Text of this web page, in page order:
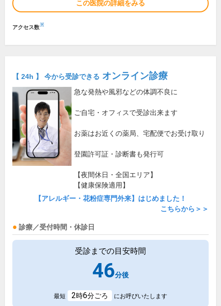
この医院の詳細をみる
アクセス数※
【 24h 】 今から受診できる オンライン診療
急な発熱や風邪などの体調不良に
ご自宅・オフィスで受診出来ます
お薬はお近くの薬局、宅配便でお受け取り
登園許可証・診断書も発行可
【夜間休日・全国エリア】
【健康保険適用】
【アレルギー・花粉症専門外来】はじめました！
こちらから＞＞
診療／受付時間・休診日
受診までの目安時間
46分後
最短 2時6分ごろ にお呼びいたします